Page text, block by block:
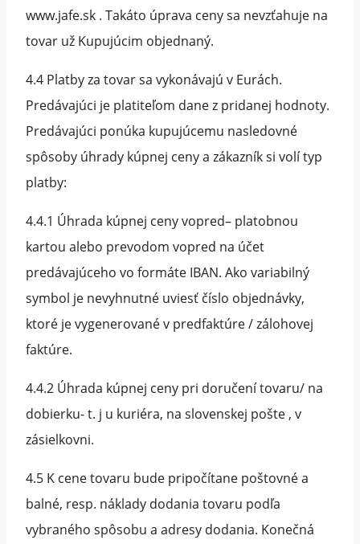
www.jafe.sk . Takáto úprava ceny sa nevzťahuje na
tovar už Kupujúcim objednaný.
4.4 Platby za tovar sa vykonávajú v Eurách.
Predávajúci je platiteľom dane z pridanej hodnoty.
Predávajúci ponúka kupujúcemu nasledovné
spôsoby úhrady kúpnej ceny a zákazník si volí typ
platby:
4.4.1 Úhrada kúpnej ceny vopred– platobnou
kartou alebo prevodom vopred na účet
predávajúceho vo formáte IBAN. Ako variabilný
symbol je nevyhnutné uviesť číslo objednávky,
ktoré je vygenerované v predfaktúre / zálohovej
faktúre.
4.4.2 Úhrada kúpnej ceny pri doručení tovaru/ na
dobierku- t. j u kuriéra, na slovenskej pošte , v
zásielkovni.
4.5 K cene tovaru bude pripočítane poštovné a
balné, resp. náklady dodania tovaru podľa
vybraného spôsobu a adresy dodania. Konečná